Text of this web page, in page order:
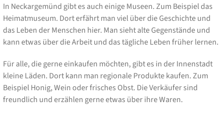
In Neckargemünd gibt es auch einige Museen. Zum Beispiel das
Heimatmuseum. Dort erfährt man viel über die Geschichte und
das Leben der Menschen hier. Man sieht alte Gegenstände und
kann etwas über die Arbeit und das tägliche Leben früher lernen.
Für alle, die gerne einkaufen möchten, gibt es in der Innenstadt
kleine Läden. Dort kann man regionale Produkte kaufen. Zum
Beispiel Honig, Wein oder frisches Obst. Die Verkäufer sind
freundlich und erzählen gerne etwas über ihre Waren.